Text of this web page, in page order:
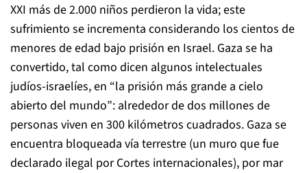
XXI más de 2.000 niños perdieron la vida; este
sufrimiento se incrementa considerando los cientos de
menores de edad bajo prisión en Israel. Gaza se ha
convertido, tal como dicen algunos intelectuales
judíos-israelíes, en “la prisión más grande a cielo
abierto del mundo”: alrededor de dos millones de
personas viven en 300 kilómetros cuadrados. Gaza se
encuentra bloqueada vía terrestre (un muro que fue
declarado ilegal por Cortes internacionales), por mar